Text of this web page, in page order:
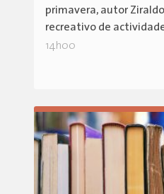
primavera, autor
recreativo de
14h00